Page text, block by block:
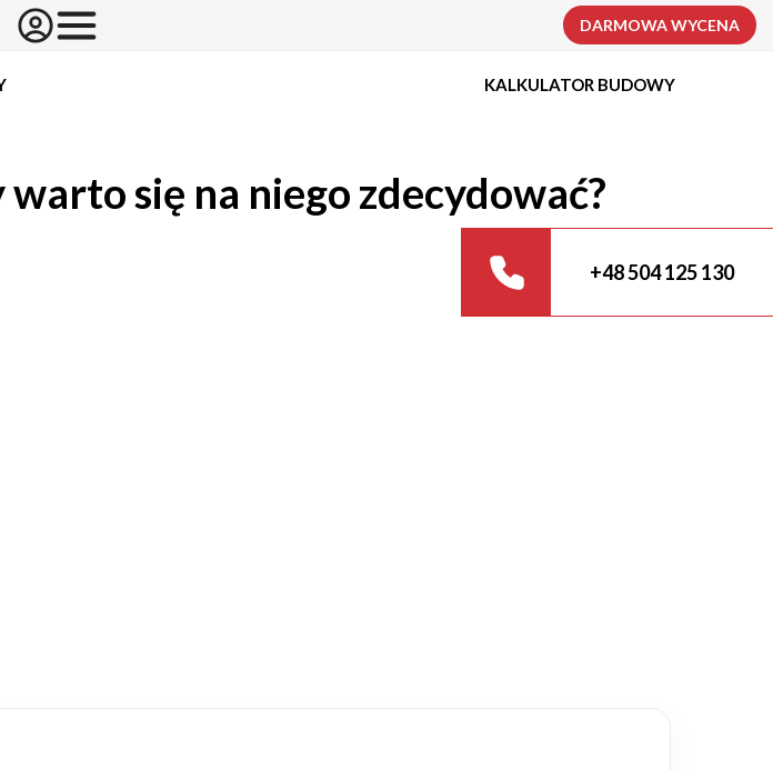
DARMOWA WYCENA
KALKULATOR BUDOWY
się na niego zdecydować?
+48 504 125 130